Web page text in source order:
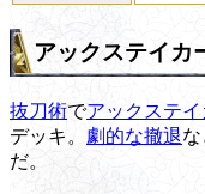
アックステイカ
抜刀術でアックステイ
デッキ。 劇的な撤退
だ。